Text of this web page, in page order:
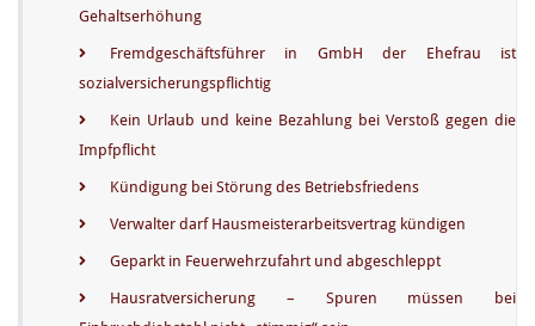
Gehaltserhöhung
Fremdgeschäftsführer in GmbH der Ehefrau ist
sozialversicherungspflichtig
Kein Urlaub und keine Bezahlung bei Verstoß gegen die
Impfpflicht
Kündigung bei Störung des Betriebsfriedens
Verwalter darf Hausmeisterarbeitsvertrag kündigen
Geparkt in Feuerwehrzufahrt und abgeschleppt
Hausratversicherung – Spuren müssen bei